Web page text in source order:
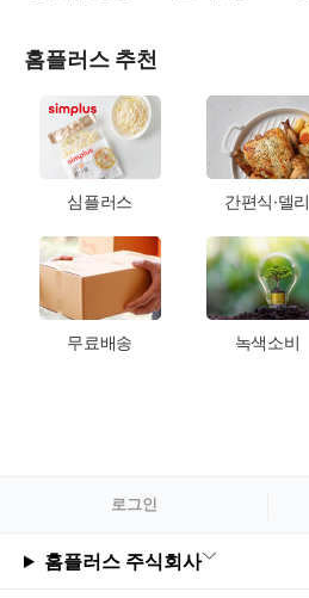
홈플러스 추천
심플러스 간편식·델리
무료배송 녹색소비
로그인
홈플러스 주식회사